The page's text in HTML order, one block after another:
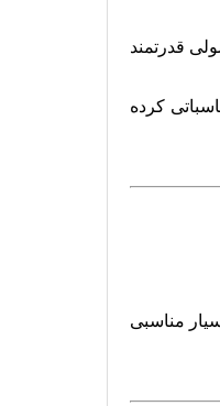
محصولی قدرتمند
کرده
مناسبی